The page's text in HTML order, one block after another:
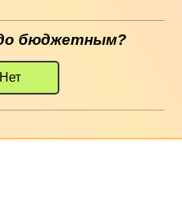
бюджетным?
Нет